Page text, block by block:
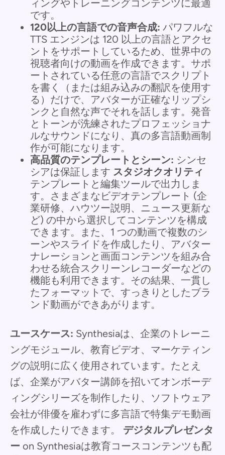
ィングやトレーニングコンテンツに最適
です。
120以上の言語での音声合成: パワフルな
TTS エンジンは 120 以上の言語とアクセ
ントをサポートしているため、世界中の
視聴者向けの動画を作成できます。サポ
ートされている任意の言語でスクリプト
を書く（または組み込みの翻訳を使用す
る）だけで、アバターが正確なリップシ
ンクと自然な声でそれを話します。発音
とトーンが洗練されたプロフェッショナ
ルなサウンドになり、真の多言語動画制
作が可能になります。
高品質のテンプレートとシーン: シンセ
シアは保証します スタジオクオリティ
テンプレートと編集ツールで出力しま
す。さまざまなビデオテンプレート (企
業研修、ハウツー説明、ニュース更新な
ど) の中から選択してコンテンツを構成
できます。また、1 つの動画で複数のシ
ーンやスライドを作成したり、アバター
ナレーションと画面コンテンツを組み合
わせる統合スクリーンレコーダーなどの
機能も利用できます。その結果、一貫し
たフォーマットで、すっきりとしたブラ
ンド動画ができあがります。
ユースケース: Synthesiaは、企業のトレーニ
ングモジュール、教育ビデオ、マーケティン
グの説明に広く使用されています。たとえ
ば、企業がアバター講師を招いてオンボーデ
ィングシリーズを制作したり、ソフトウェア
会社が俳優を雇わずに多言語で特集デモ動画
を作成したりできます。 デジタルプレゼンタ
ー on Synthesiaは教育コースコンテンツも配